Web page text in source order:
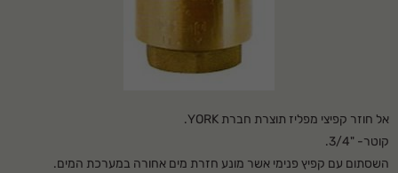
אל חוזר קפיצי מפליז תוצרת חברת YORK.
קוטר- "3/4.
השסתום עם קפיץ פנימי אשר מונע חזרת מים אחורה במערכת המים.